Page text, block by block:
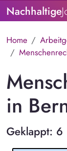
Nachhaltige
Home
in
Geklappt: 6